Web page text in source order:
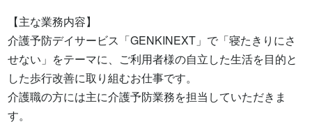
【主な業務内容】
介護予防デイサービス「GENKINEXT」で「寝たきりにさ
せない」をテーマに、ご利用者様の自立した生活を目的と
した歩行改善に取り組むお仕事です。
介護職の方には主に介護予防業務を担当していただきま
す。